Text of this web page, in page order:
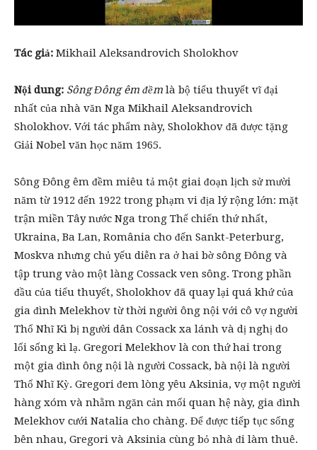
Tác giả: Mikhail Aleksandrovich Sholokhov
Nội dung: Sông Đông êm đềm là bộ tiểu thuyết vĩ đại
nhất của nhà văn Nga Mikhail Aleksandrovich
Sholokhov. Với tác phẩm này, Sholokhov đã được tặng
Giải Nobel văn học năm 1965.
Sông Đông êm đềm miêu tả một giai đoạn lịch sử mười
năm từ 1912 đến 1922 trong phạm vi địa lý rộng lớn: mặt
trận miền Tây nước Nga trong Thế chiến thứ nhất,
Ukraina, Ba Lan, România cho đến Sankt-Peterburg,
Moskva nhưng chủ yếu diễn ra ở hai bờ sông Đông và
tập trung vào một làng Cossack ven sông. Trong phần
đầu của tiểu thuyết, Sholokhov đã quay lại quá khứ của
gia đình Melekhov từ thời người ông nội với cô vợ người
Thổ Nhĩ Kì bị người dân Cossack xa lánh và dị nghị do
lối sống kì lạ. Gregori Melekhov là con thứ hai trong
một gia đình ông nội là người Cossack, bà nội là người
Thổ Nhĩ Kỳ. Gregori đem lòng yêu Aksinia, vợ một người
hàng xóm và nhằm ngăn cản mối quan hệ này, gia đình
Melekhov cưới Natalia cho chàng. Để được tiếp tục sống
bên nhau, Gregori và Aksinia cùng bỏ nhà đi làm thuê.